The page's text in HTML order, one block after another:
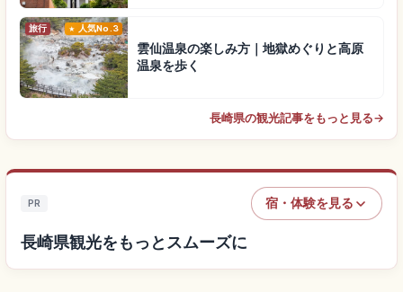
旅行 人気No.3
雲仙温泉の楽しみ方｜地獄めぐりと高原
温泉を歩く
長崎県の観光記事をもっと見る→
PR 宿・体験を見る
長崎県観光をもっとスムーズに